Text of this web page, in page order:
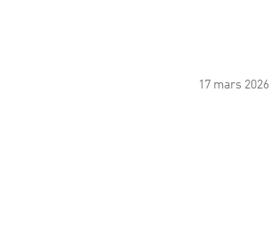
17 mars 2026